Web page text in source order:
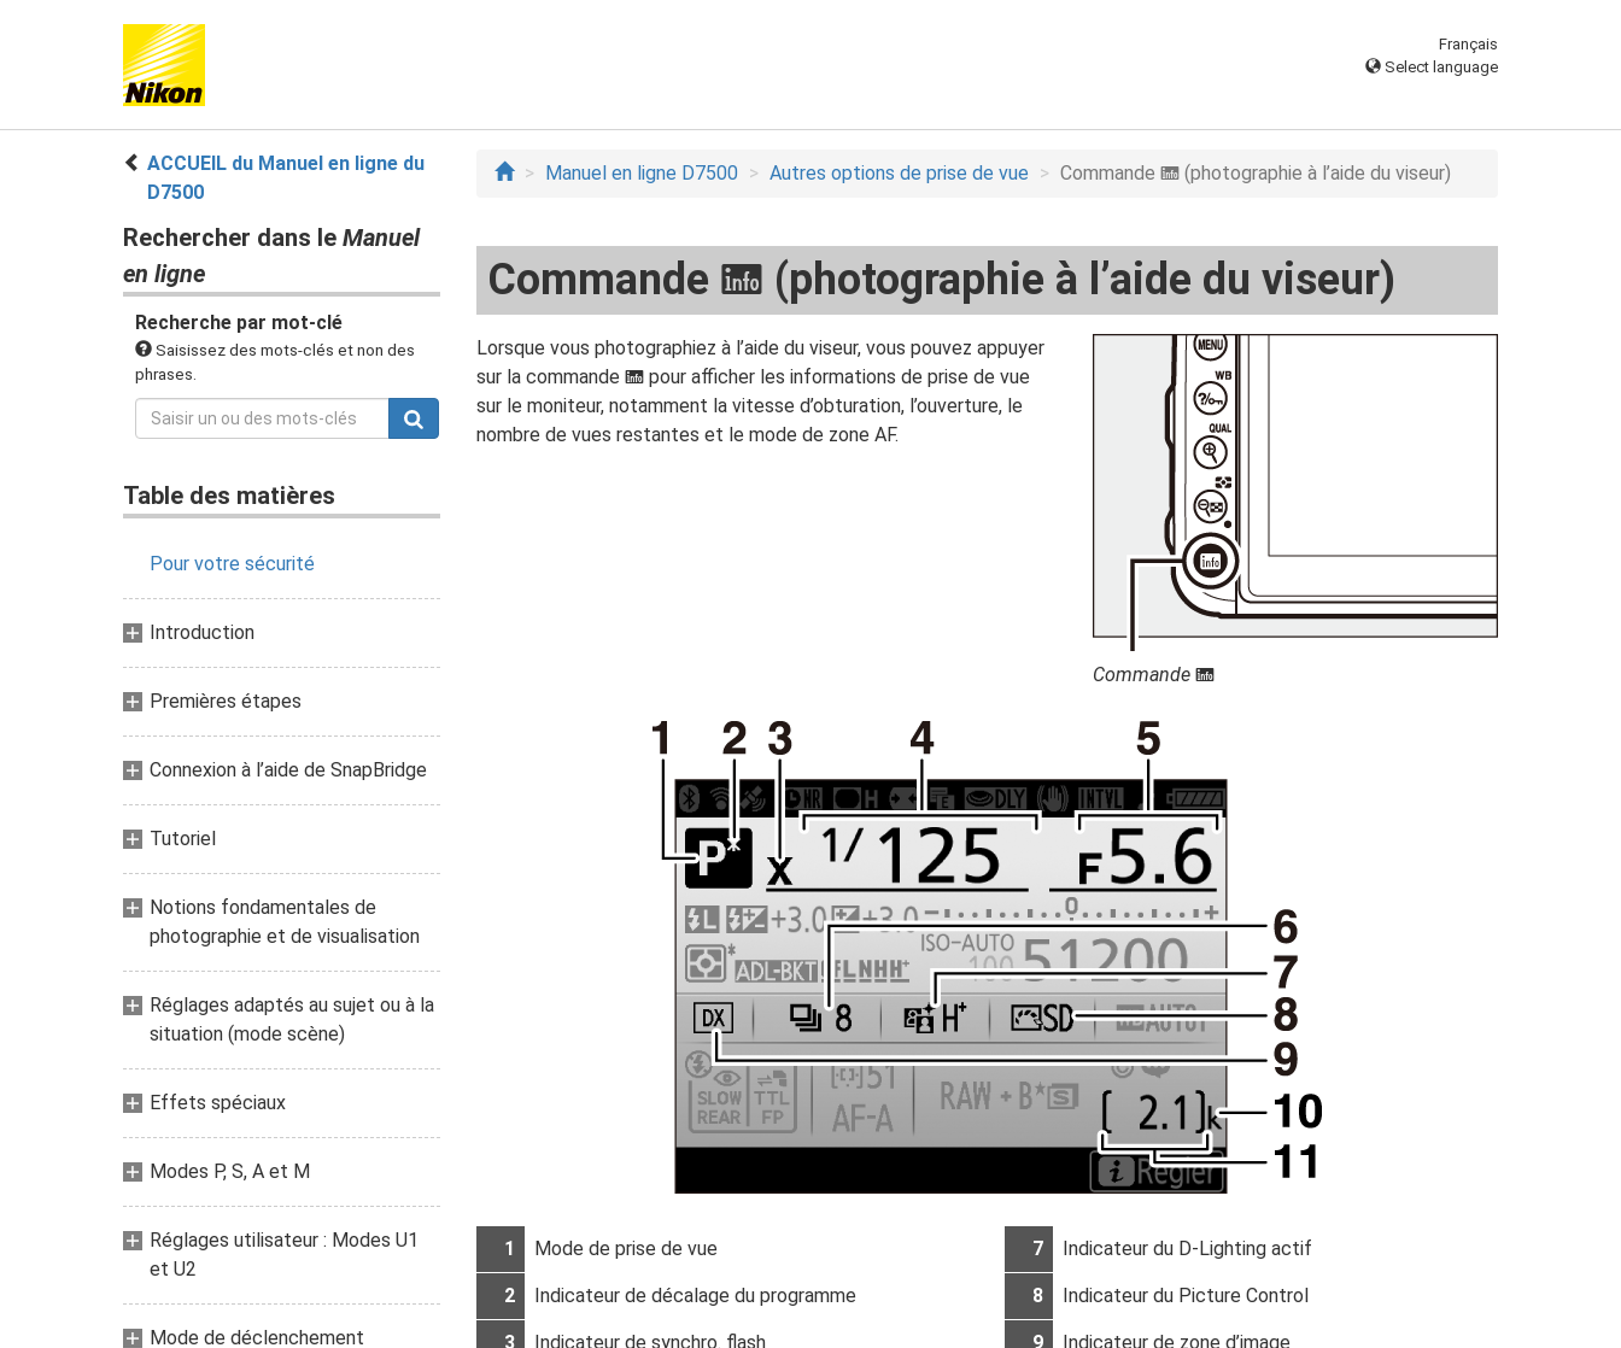
Français
Select language
ACCUEIL du Manuel en ligne du
D7500
Rechercher dans le Manuel
en ligne
Recherche par mot-clé
Saisissez des mots-clés et non des
phrases.
Table des matières
Pour votre sécurité
Introduction
Premières étapes
Connexion à l’aide de SnapBridge
Tutoriel
Notions fondamentales de
photographie et de visualisation
Réglages adaptés au sujet ou à la
situation (mode scène)
Effets spéciaux
Modes P, S, A et M
Réglages utilisateur : Modes U1
et U2
Mode de déclenchement
Manuel en ligne D7500 Autres options de prise de vue Commande R(photographie à l’aide du viseur)
Commande R (photographie à l’aide du viseur)
Lorsque vous photographiez à l’aide du viseur, vous pouvez appuyer
sur la commande Rpour afficher les informations de prise de vue
sur le moniteur, notamment la vitesse d’obturation, l’ouverture, le
nombre de vues restantes et le mode de zone AF.
CommandeR
1 Mode de prise de vue
2 Indicateur de décalage du programme
3 Indicateur de synchro. flash
7 Indicateur du D-Lighting actif
8 Indicateur du Picture Control
9 Indicateur de zone d’image